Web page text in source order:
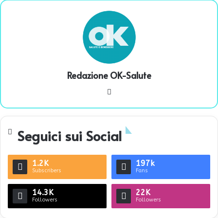
Redazione OK-Salute
te
Seguici sui Social
1.2K
Subscribers
197k
Fans
14.3K
Followers
22K
Followers